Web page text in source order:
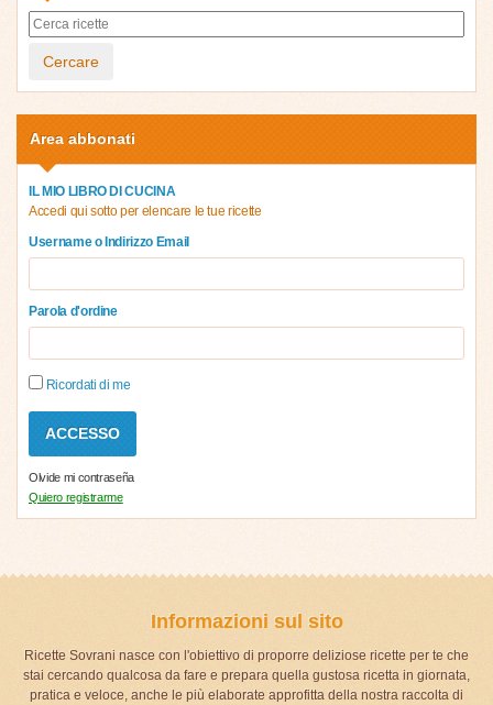
Cercare
Area abbonati
IL MIO LIBRO DI CUCINA
Accedi qui sotto per elencare le tue ricette
Username o Indirizzo Email
Parola d'ordine
Ricordati di me
Olvide mi contraseña
Quiero registrarme
Informazioni sul sito
Ricette Sovrani nasce con l'obiettivo di proporre deliziose ricette per te che
stai cercando qualcosa da fare e prepara quella gustosa ricetta in giornata,
pratica e veloce, anche le più elaborate approfitta della nostra raccolta di